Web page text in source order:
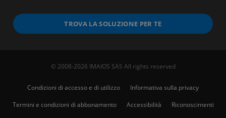
TROVA LA SOLUZIONE PER TE
© 2008-2026 IMAIOS SAS All rights reserved
Condizioni di accesso e di utilizzo
Informativa sulla privacy
Termini e condizioni di abbonamento
Accessibilità Riconoscimenti